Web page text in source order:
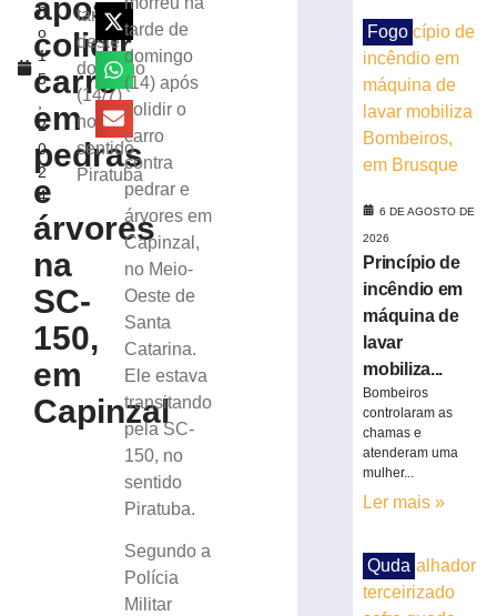
h
o
1
5
2
0
2
4
após
colidir
carro
em
pedras
e
árvores
na
SC-
150,
em
Capinzal
tarde
deste
domingo
(14/7)
no
sentido
Piratuba
tarde de
domingo
(14) após
colidir o
carro
contra
pedrar e
árvores em
Capinzal,
no Meio-
Oeste de
Santa
Catarina.
Ele estava
transitando
pela SC-
150, no
sentido
Piratuba.
Segundo a
Polícia
Militar
máquina
lavar
mobiliza
Bombeiros,
Brusque
agosto
Trabalhador
terceirizado
sofre
queda
Centro
Administrativo
Fogo
6 DE AGOSTO DE
2026
Princípio de
incêndio em
máquina de
lavar
mobiliza...
Bombeiros
controlaram as
chamas e
atenderam uma
mulher...
Ler mais »
Quda